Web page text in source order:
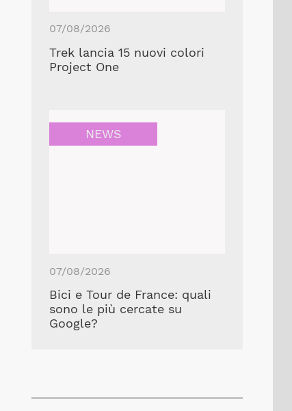
07/08/2026
Trek lancia 15 nuovi colori
Project One
NEWS
07/08/2026
Bici e Tour de France: quali
sono le più cercate su
Google?